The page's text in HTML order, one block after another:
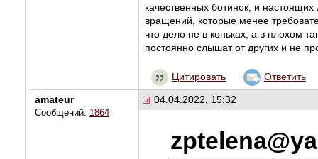
качественных ботинок, и
вращений, которые менее
что дело не в коньках, а в плохом
постоянно слышат от других и не
Цитировать Ответить
amateur
Сообщений: 1864
04.04.2022, 15:32